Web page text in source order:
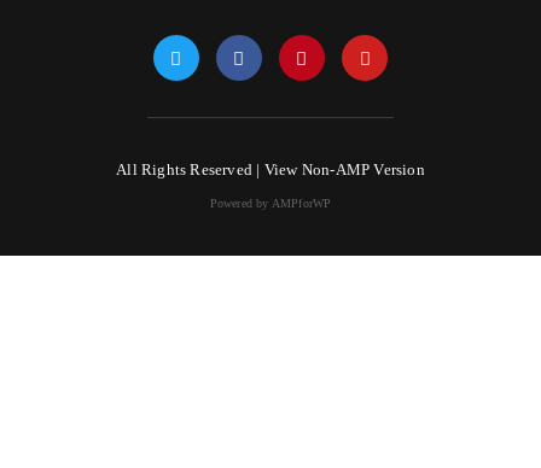
All Rights Reserved | View Non-AMP Version
Powered by AMPforWP